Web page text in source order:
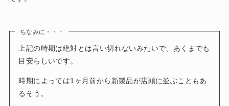
ちなみに・・・
上記の時期は絶対とは言い切れないみたいで、あくまでも
目安らしいです。
時期によっては1ヶ月前から新製品が店頭に並ぶこともあ
るそう。